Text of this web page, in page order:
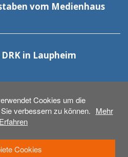
Cookies um die
verbessern zu können. Mehr
Erfahren
Cookies
vom Medienhaus
in Laupheim